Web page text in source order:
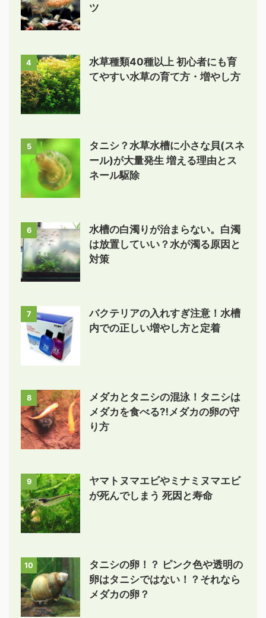
ツ
4
水草種類40種以上 初心者にも育
てやすい水草の育て方・増やし方
5
タニシ？水草水槽に小さな貝(スネ
ール)が大量発生 増える理由とス
ネール駆除
6
水槽の白濁りが治まらない。白濁
は放置していい？水が濁る原因と
対策
7
バクテリアの入れすぎ注意！水槽
内での正しい増やし方と定着
8
メダカとタニシの混泳！タニシは
メダカを食べる⁈メダカの卵の守
り方
9
ヤマトヌマエビやミナミヌマエビ
が死んでしまう 死因と寿命
10
タニシの卵！？ ピンク色や透明の
卵はタニシではない！？それなら
メダカの卵？